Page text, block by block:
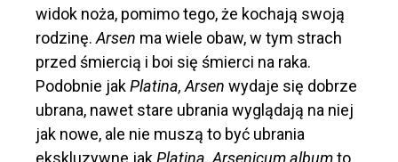
widok noża, pomimo tego, że kochają swoją
rodzinę. Arsen ma wiele obaw, w tym strach
przed śmiercią i boi się śmierci na raka.
Podobnie jakPlatina, Arsen wydaje się dobrze
ubrana, nawet stare ubrania wyglądają na niej
jak nowe, ale nie muszą to być ubrania
ekskluzywne jakPlatina. Arsenicum albumto